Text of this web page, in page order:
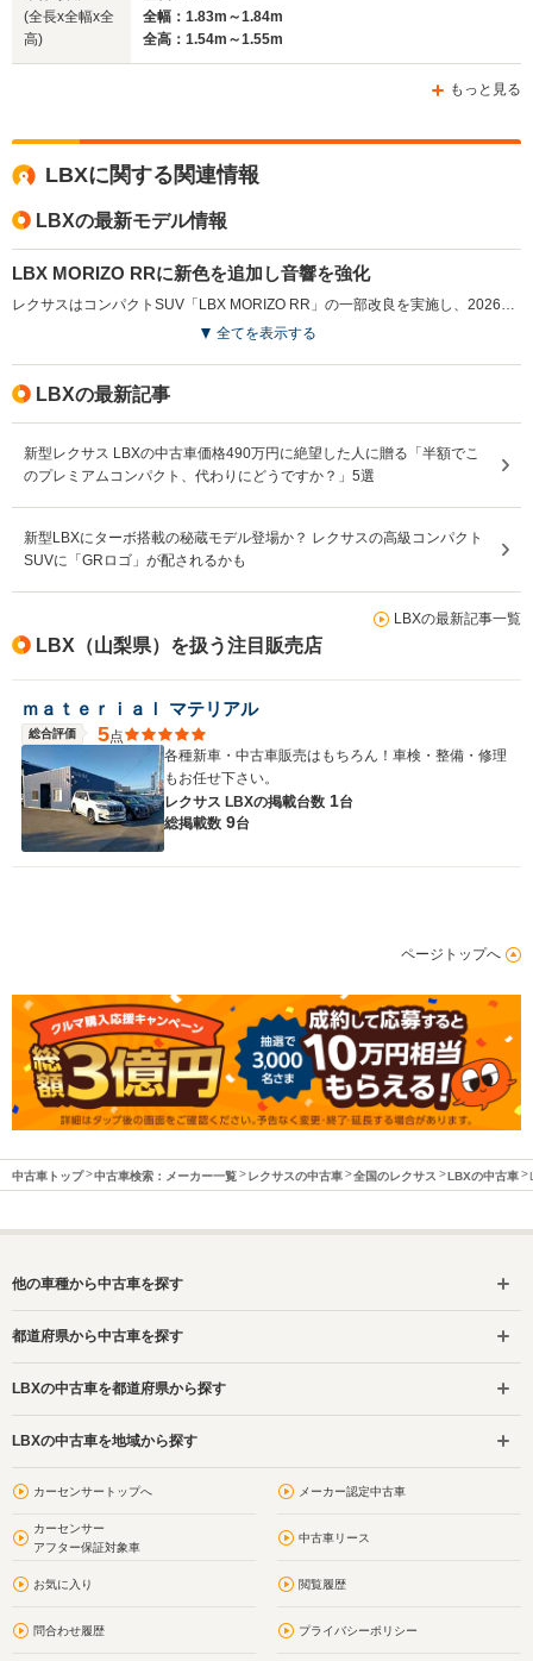
WLTCモード
燃費
-m
└郊外:16.4～
└高速道路:18.7～
1986cc
FF、4WD
2393～2487cc
4WD、FF
(全長x全幅x全
高)
全幅：1.83m～1.84m
全高：1.54m～1.55m
もっと見る
LBXに関する関連情報
LBXの最新モデル情報
LBX MORIZO RRに新色を追加し音響を強化
レクサスはコンパクトSUV「LBX MORIZO RR」の一部改良を実施し、2026年5月に発売した。新たに外装色ニュートリノグレー＆ブラックと内装色オーカーを追加し、選択肢を拡充した。スピーカーを追加し17スピーカーとした「マーク レビンソン プレミアム サラウンド サウンド システム」をアクティブサウンドコントロールとともに改良し、ドライビング時の臨場感を高めている。さらにドライバーモニター機能を含む予防安全装備の充実により、運転支援性能も強化された。（2026.5）
全てを表示する
LBXの最新記事
新型レクサス LBXの中古車価格490万円に絶望した人に贈る「半額でこ
のプレミアムコンパクト、代わりにどうですか？」5選
新型LBXにターボ搭載の秘蔵モデル登場か？ レクサスの高級コンパクト
SUVに「GRロゴ」が配されるかも
LBXの最新記事一覧
LBX（山梨県）を扱う注目販売店
ｍａｔｅｒｉａｌ マテリアル
総合評価 5点
各種新車・中古車販売はもちろん！車検・整備・修理
もお任せ下さい。
レクサス LBXの掲載台数 1台
総掲載数 9台
ページトップへ
中古車トップ 中古車検索：メーカー一覧 レクサスの中古車 全国のレクサス LBXの中古車
他の車種から中古車を探す
都道府県から中古車を探す
LBXの中古車を都道府県から探す
LBXの中古車を地域から探す
カーセンサートップへ メーカー認定中古車
カーセンサー
アフター保証対象車
中古車リース
お気に入り 閲覧履歴
問合わせ履歴 プライバシーポリシー